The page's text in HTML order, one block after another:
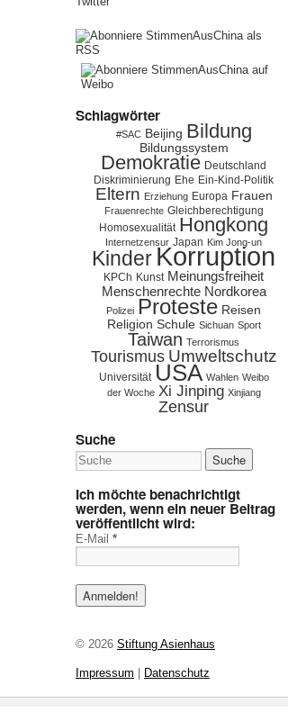
Schlagwörter
#SAC Beijing Bildung
Bildungssystem
Demokratie Deutschland
Diskriminierung Ehe Ein-Kind-Politik
Eltern Erziehung Europa Frauen
Frauenrechte Gleichberechtigung
Homosexualität Hongkong
Internetzensur Japan Kim Jong-un
KinderKorruption
KPCh Kunst Meinungsfreiheit
Menschenrechte Nordkorea
Polizei Proteste Reisen
Religion Schule Sichuan Sport
Taiwan Terrorismus
Tourismus Umweltschutz
Universität USA Wahlen Weibo
der Woche Xi Jinping Xinjiang
Zensur
Suche
Ich möchte benachrichtigt
werden, wenn ein neuer Beitrag
veröffentlicht wird:
E-Mail *
© 2026 Stiftung Asienhaus
Impressum Datenschutz